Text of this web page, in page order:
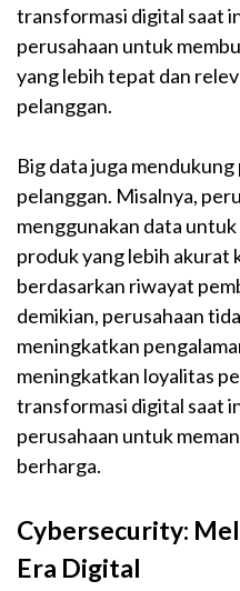
transformasi digital saat
perusahaan untuk
yang lebih tepat dan
pelanggan.
Big data juga
pelanggan. Misalnya,
menggunakan data
produk yang lebih akurat
berdasarkan riwayat
demikian, perusahaan
meningkatkan
meningkatkan loyalitas
transformasi digital saat
perusahaan untuk
berharga.
Cybersecurity:
Era Digital